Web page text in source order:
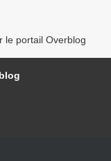
le portail Overblog